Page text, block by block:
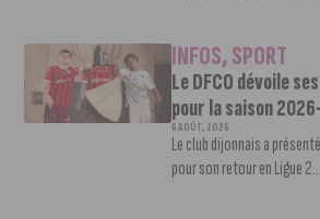
INFOS,SPORT
Le DFCO dévoile
pour la saison
6 AOÛT, 2026
Le club dijonnais a
pour son retour en Ligue